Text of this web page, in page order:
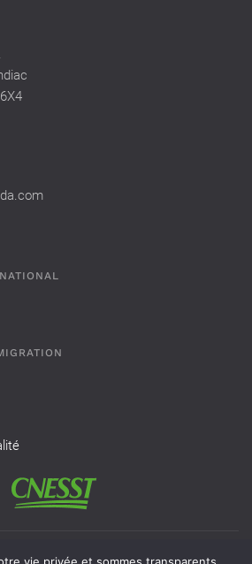
# AR-2101593 - Une agence de